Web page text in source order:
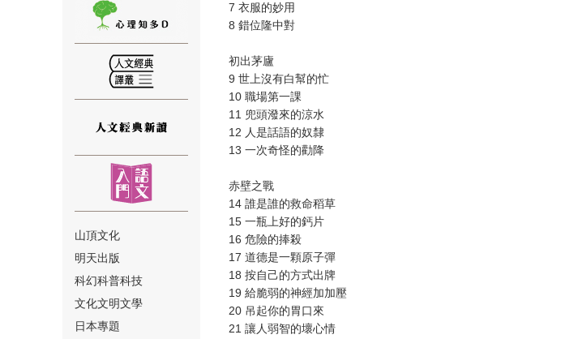
⑫
⑬
山頂文化
明天出版
科幻科普科技
文化文明文學
日本專題
7 衣服的妙用
8 錯位隆中對
初出茅廬
9 世上沒有白幫的忙
10 職場第一課
11 兜頭潑來的涼水
12 人是話語的奴隸
13 一次奇怪的勸降
赤壁之戰
14 誰是誰的救命稻草
15 一瓶上好的鈣片
16 危險的捧殺
17 道德是一顆原子彈
18 按自己的方式出牌
19 給脆弱的神經加加壓
20 吊起你的胃口來
21 讓人弱智的壞心情